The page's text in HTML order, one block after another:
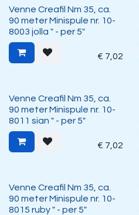
Venne Creafil Nm 35, ca.
90 meter Minispule nr. 10-
8003 jolla " - per 5"
€ 7,02
Venne Creafil Nm 35, ca.
90 meter Minispule nr. 10-
8011 sian " - per 5"
€ 7,02
Venne Creafil Nm 35, ca.
90 meter Minispule nr. 10-
8015 ruby " - per 5"